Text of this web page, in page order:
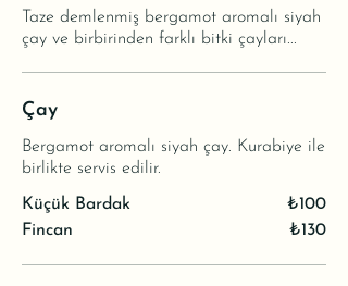
Taze demlenmiş bergamot aromalı siyah
çay ve birbirinden farklı bitki çayları...
Çay
Bergamot aromalı siyah çay. Kurabiye ile
birlikte servis edilir.
Küçük Bardak
₺100
Fincan
₺130